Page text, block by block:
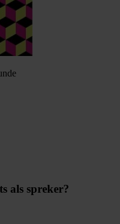
als spreker?